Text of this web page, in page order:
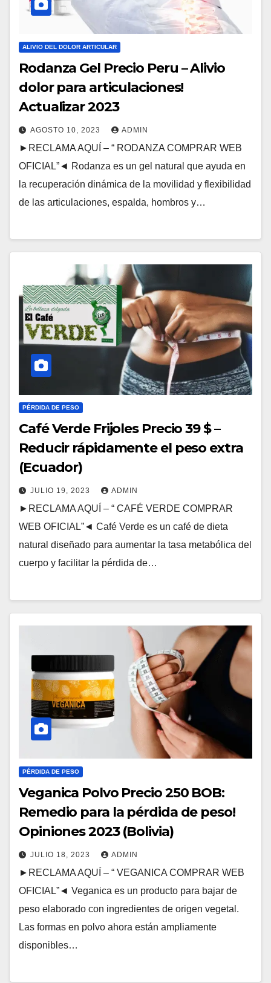
ALIVIO DEL DOLOR ARTICULAR
Rodanza Gel Precio Peru – Alivio
dolor para articulaciones!
Actualizar 2023
AGOSTO 10, 2023 ADMIN
►RECLAMA AQUÍ – “ RODANZA COMPRAR WEB
OFICIAL”◄ Rodanza es un gel natural que ayuda en
la recuperación dinámica de la movilidad y flexibilidad
de las articulaciones, espalda, hombros y…
PÉRDIDA DE PESO
Café Verde Frijoles Precio 39 $ –
Reducir rápidamente el peso extra
(Ecuador)
JULIO 19, 2023 ADMIN
►RECLAMA AQUÍ – “ CAFÉ VERDE COMPRAR
WEB OFICIAL”◄ Café Verde es un café de dieta
natural diseñado para aumentar la tasa metabólica del
cuerpo y facilitar la pérdida de…
PÉRDIDA DE PESO
Veganica Polvo Precio 250 BOB:
Remedio para la pérdida de peso!
Opiniones 2023 (Bolivia)
JULIO 18, 2023 ADMIN
►RECLAMA AQUÍ – “ VEGANICA COMPRAR WEB
OFICIAL”◄ Veganica es un producto para bajar de
peso elaborado con ingredientes de origen vegetal.
Las formas en polvo ahora están ampliamente
disponibles…